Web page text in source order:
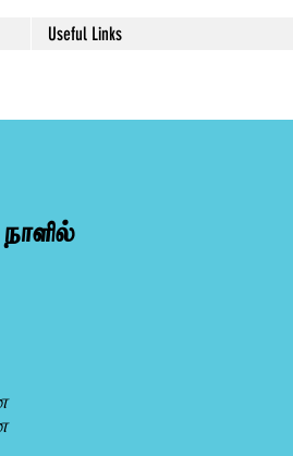
Useful Links